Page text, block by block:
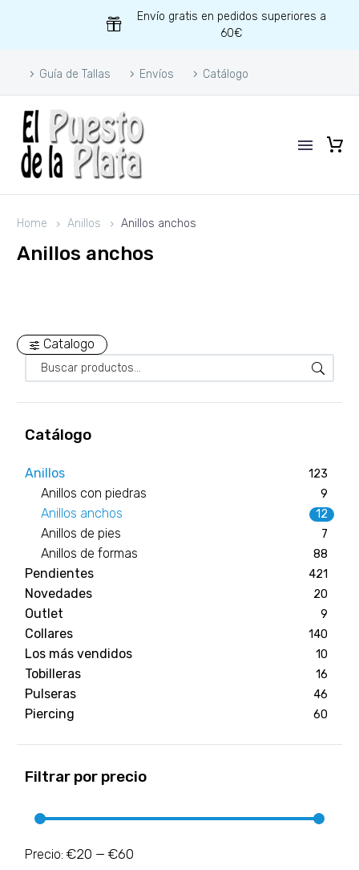
Envío gratis en pedidos superiores a
60€
Guía de Tallas Envíos Catálogo
Home Anillos Anillos anchos
Anillos anchos
Catalogo
Catálogo
Anillos 123
Anillos con piedras 9
Anillos anchos 12
Anillos de pies 7
Anillos de formas 88
Pendientes 421
Novedades 20
Outlet 9
Collares 140
Los más vendidos 10
Tobilleras 16
Pulseras 46
Piercing 60
Filtrar por precio
Precio:€20 —€60